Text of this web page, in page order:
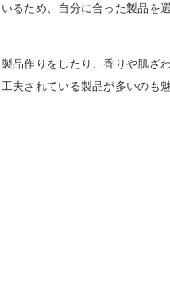
るため、自分に合った製品を
品作りをしたり、香りや肌ざ
夫されている製品が多いのも